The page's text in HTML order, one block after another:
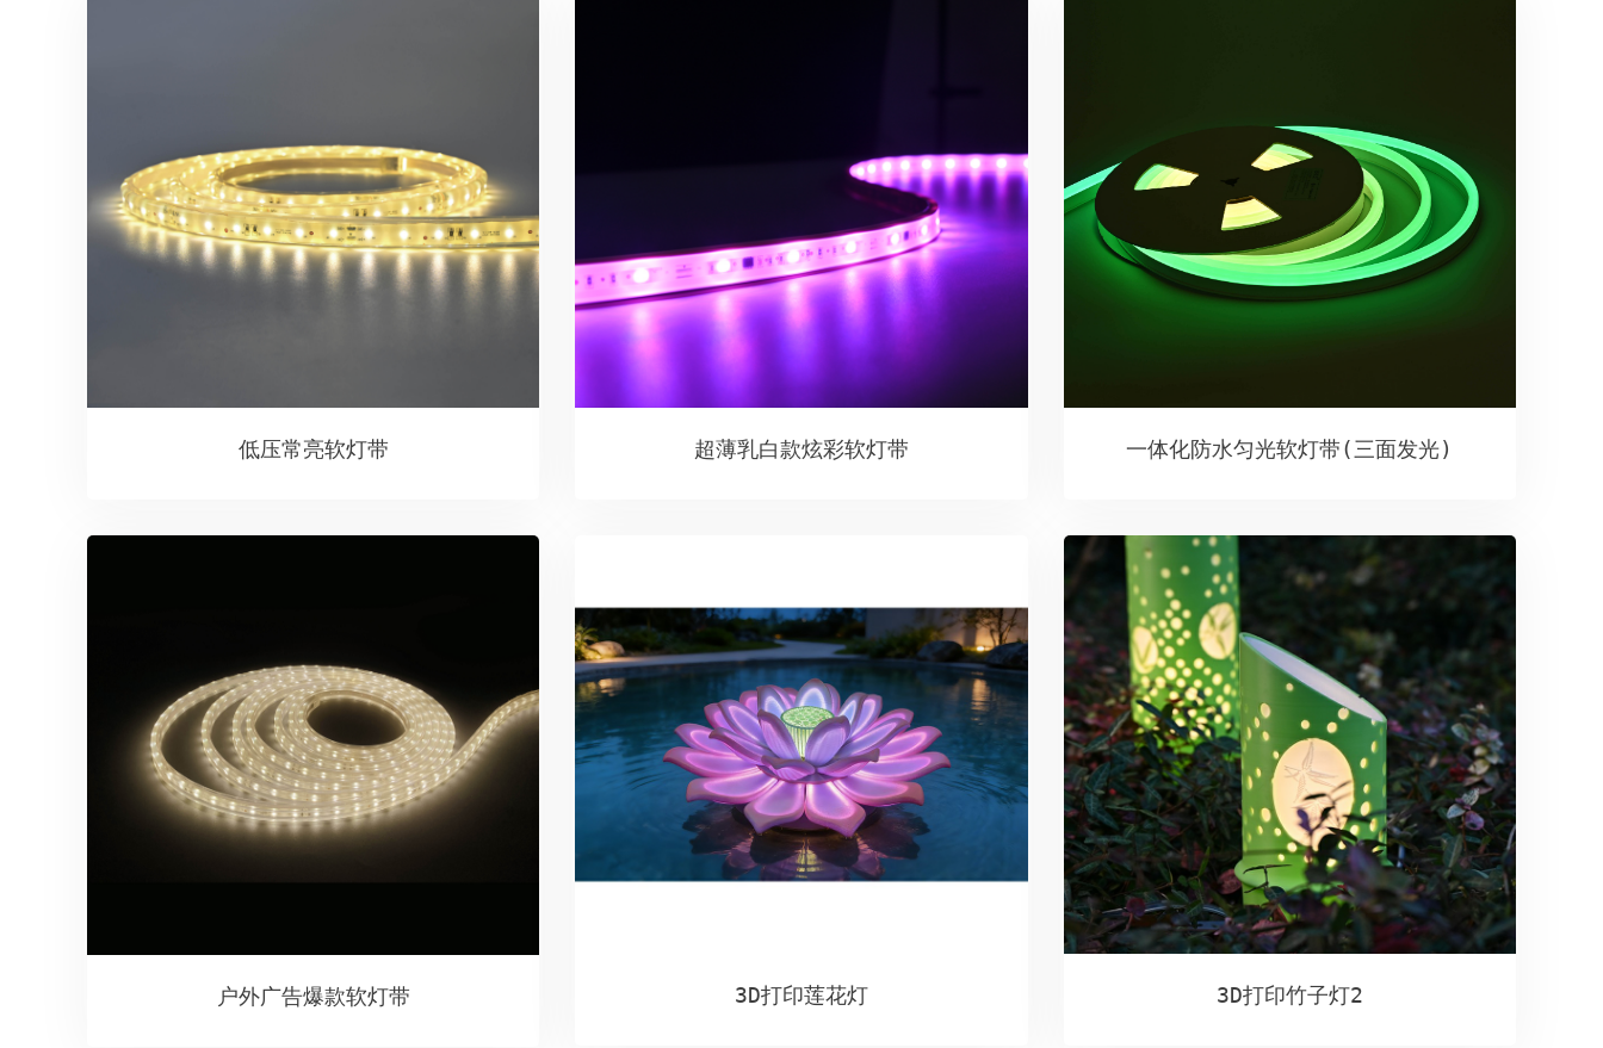
低压常亮软灯带 超薄乳白款炫彩软灯带 一体化防水匀光软灯带(三面发光)
户外广告爆款软灯带 3D打印莲花灯 3D打印竹子灯2